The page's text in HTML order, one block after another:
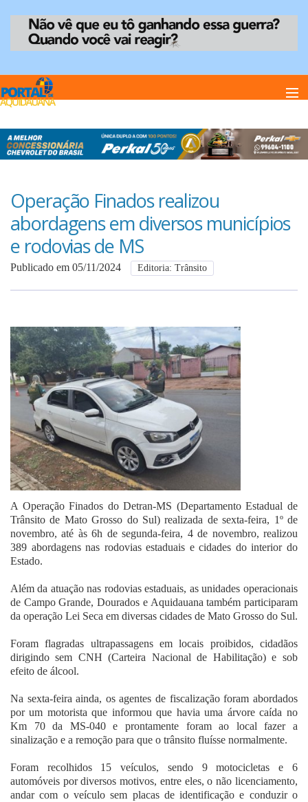
Home
Anuncie
Anuncie
Operação Finados realizou
abordagens em diversos municípios
e rodovias de MS
Publicado em 05/11/2024 Editoria: Trânsito
A Operação Finados do Detran-MS (Departamento Estadual de
Trânsito de Mato Grosso do Sul) realizada de sexta-feira, 1º de
novembro, até às 6h de segunda-feira, 4 de novembro, realizou
389 abordagens nas rodovias estaduais e cidades do interior do
Estado.
Além da atuação nas rodovias estaduais, as unidades operacionais
de Campo Grande, Dourados e Aquidauana também participaram
da operação Lei Seca em diversas cidades de Mato Grosso do Sul.
Foram flagradas ultrapassagens em locais proibidos, cidadãos
dirigindo sem CNH (Carteira Nacional de Habilitação) e sob
efeito de álcool.
Na sexta-feira ainda, os agentes de fiscalização foram abordados
por um motorista que informou que havia uma árvore caída no
Km 70 da MS-040 e prontamente foram ao local fazer a
sinalização e a remoção para que o trânsito fluísse normalmente.
Foram recolhidos 15 veículos, sendo 9 motocicletas e 6
automóveis por diversos motivos, entre eles, o não licenciamento,
andar com o veículo sem placas de identificação e conduzir o